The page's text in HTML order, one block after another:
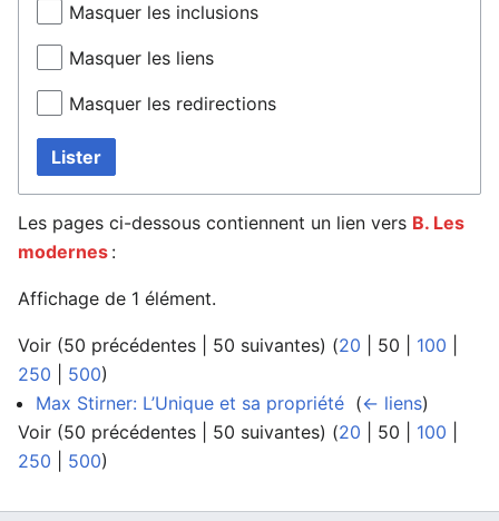
Masquer les inclusions
Masquer les liens
Masquer les redirections
Lister
Les pages ci-dessous contiennent un lien vers B. Les
modernes :
Affichage de 1 élément.
Voir (50 précédentes 50 suivantes) (20 50 100
250
500)
Max Stirner: L’Unique et sa propriété (← liens)
Voir (50 précédentes 50 suivantes) (20 50 100
250
500)